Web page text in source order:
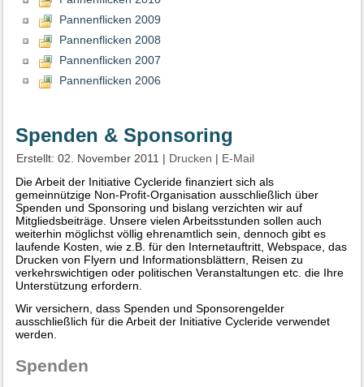
Pannenflicken 2009
Pannenflicken 2008
Pannenflicken 2007
Pannenflicken 2006
Spenden & Sponsoring
Erstellt: 02. November 2011 | Drucken | E-Mail
Die Arbeit der Initiative Cycleride finanziert sich als
gemeinnützige Non-Profit-Organisation ausschließlich über
Spenden und Sponsoring und bislang verzichten wir auf
Mitgliedsbeiträge. Unsere vielen Arbeitsstunden sollen auch
weiterhin möglichst völlig ehrenamtlich sein, dennoch gibt es
laufende Kosten, wie z.B. für den Internetauftritt, Webspace, das
Drucken von Flyern und Informationsblättern, Reisen zu
verkehrswichtigen oder politischen Veranstaltungen etc. die Ihre
Unterstützung erfordern.
Wir versichern, dass Spenden und Sponsorengelder
ausschließlich für die Arbeit der Initiative Cycleride verwendet
werden.
Spenden